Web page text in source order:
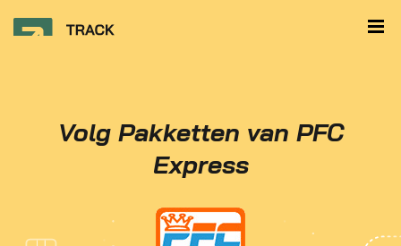
Volg Pakketten van PFC
Express